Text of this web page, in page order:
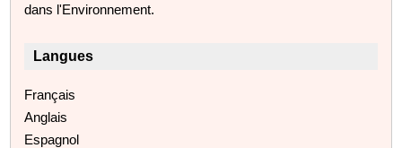
dans l'Environnement.
Langues
Français
Anglais
Espagnol